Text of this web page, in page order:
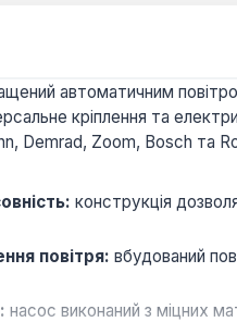
автоматичним
кріплення та
Demrad, Zoom, Bosch та
конструкція
повітря: вбудований
насос виконаний з міцних